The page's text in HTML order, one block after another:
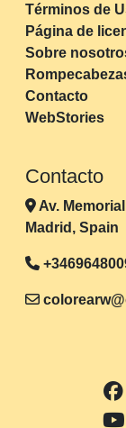
Términos de
Página de
Sobre
Contacto
WebStories
Contacto
Av.
Madrid, Spain